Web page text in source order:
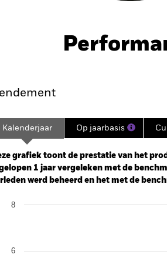
2024-09-30 00:00:00 to 2026-07-31 00:00:00.
0 to 12.
Kalenderjaar Op jaarbasis
grafiek toont de prestatie van het
1 jaar vergeleken met de
werd beheerd en het met de
chart with 2 data series.
6
8